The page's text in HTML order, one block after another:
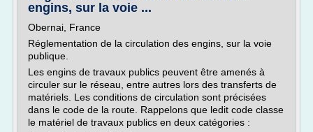
engins, sur la voie ...
Obernai, France
Réglementation de la circulation des engins, sur la voie
publique.
Les engins de travaux publics peuvent être amenés à
circuler sur le réseau, entre autres lors des transferts de
matériels. Les conditions de circulation sont précisées
dans le code de la route. Rappelons que ledit code classe
le matériel de travaux publics en deux catégories :